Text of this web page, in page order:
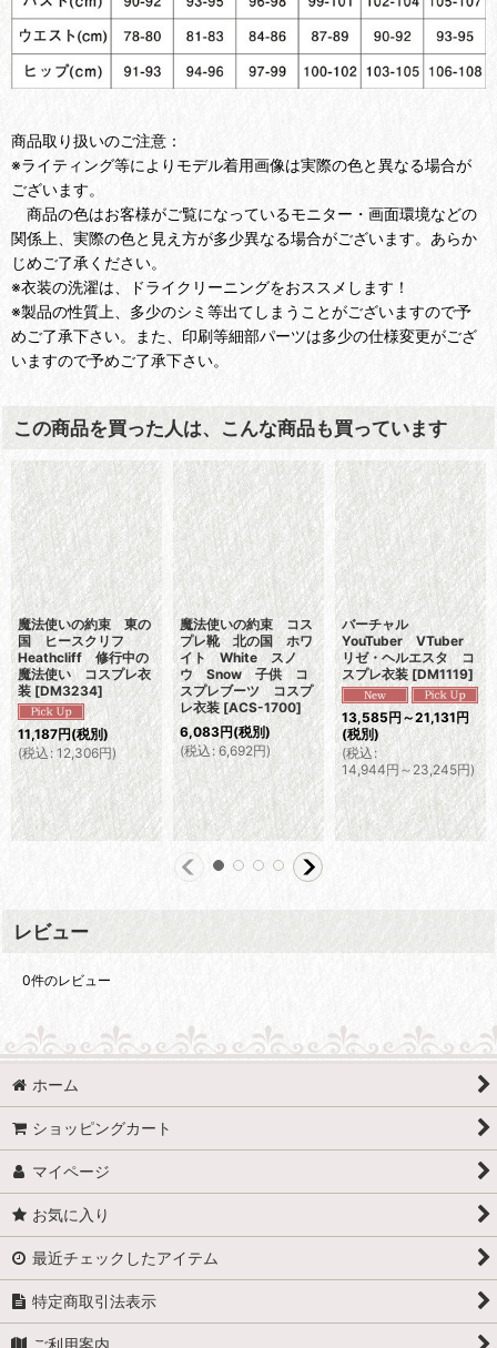
商品取り扱いのご注意：
※ライティング等によりモデル着用画像は実際の色と異なる場合が
ございます。
商品の色はお客様がご覧になっているモニター・画面環境などの
関係上、実際の色と見え方が多少異なる場合がございます。あらか
じめご了承ください。
※衣装の洗濯は、ドライクリーニングをおススメします！
※製品の性質上、多少のシミ等出てしまうことがございますので予
めご了承下さい。また、印刷等細部パーツは多少の仕様変更がござ
いますので予めご了承下さい。
この商品を買った人は、こんな商品も買っています
魔法使いの約束 東の
国 ヒースクリフ
Heathcliff 修行中の
魔法使い コスプレ衣
装 [DM3234]
11,187円(税別)
(税込 : 12,306円)
魔法使いの約束 コス
プレ靴 北の国 ホワ
イト White スノ
ウ Snow 子供 コ
スプレブーツ コスプ
レ衣装 [ACS-1700]
6,083円(税別)
(税込: 6,692円)
バーチャル
YouTuber VTuber
リゼ・ヘルエスタ コ
スプレ衣装 [DM1119]
13,585円 ～21,131円
(税別)
(税込 :
14,944円～23,245円)
レビュー
0件のレビュー
ホーム
ショッピングカート
マイページ
お気に入り
最近チェックしたアイテム
特定商取引法表示
ご利用案内